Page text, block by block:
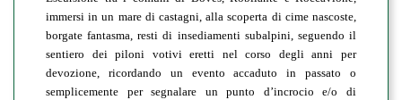
immersi in un mare di castagni, alla scoperta di cime nascoste,
borgate fantasma, resti di insediamenti subalpini, seguendo il
sentiero dei piloni votivi eretti nel corso degli anni per
devozione, ricordando un evento accaduto in passato o
semplicemente per segnalare un punto d’incrocio e/o di